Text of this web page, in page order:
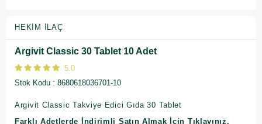
HEKIM İLAÇ
Argivit Classic 30 Tablet 10 Adet
5.0
Stok Kodu
8680618036701-10
Argivit Classic Takviye Edici Gıda 30 Tablet
Farklı Adetlerde İndirimli Satın Almak İçin Tıklayınız.